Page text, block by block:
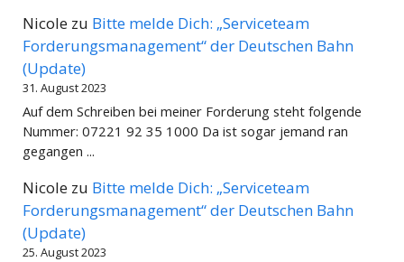
Nicole zu Bitte melde Dich: „Serviceteam
Forderungsmanagement“ der Deutschen Bahn
(Update)
31. August 2023
Auf dem Schreiben bei meiner Forderung steht folgende
Nummer: 07221 92 35 1000 Da ist sogar jemand ran
gegangen ...
Nicole zu Bitte melde Dich: „Serviceteam
Forderungsmanagement“ der Deutschen Bahn
(Update)
25. August 2023